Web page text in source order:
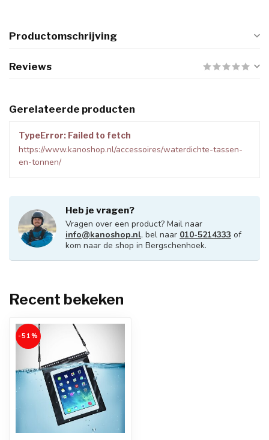
Productomschrijving
Reviews
Gerelateerde producten
TypeError: Failed to fetch
https://www.kanoshop.nl/accessoires/waterdichte-tassen-
en-tonnen/
Heb je vragen?
Vragen over een product? Mail naar
info@kanoshop.nl, bel naar 010-5214333 of
kom naar de shop in Bergschenhoek.
Recent bekeken
-51%